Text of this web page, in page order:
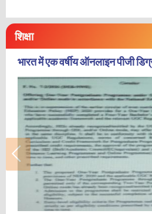
शिक्षा
भारत में एक वर्षीय ऑनलाइन पीजी